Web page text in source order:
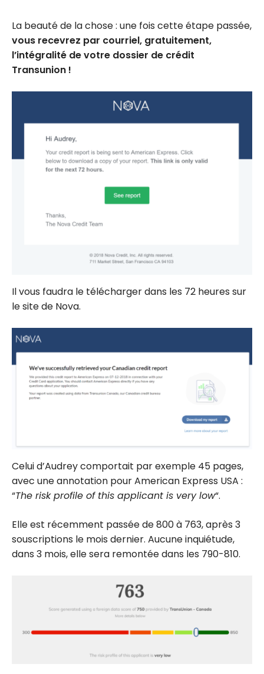
La beauté de la chose : une fois cette étape passée,
vous recevrez par courriel, gratuitement,
l’intégralité de votre dossier de crédit
Transunion !
Il vous faudra le télécharger dans les 72 heures sur
le site de Nova.
Celui d’Audrey comportait par exemple 45 pages,
avec une annotation pour American Express USA :
“The risk profile of this applicant is very low“.
Elle est récemment passée de 800 à 763, après 3
souscriptions le mois dernier. Aucune inquiétude,
dans 3 mois, elle sera remontée dans les 790-810.